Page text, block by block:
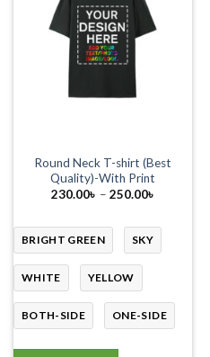
Round Neck T-shirt (Best
Quality)-With Print
230.00৳ – 250.00৳
through
BRIGHT GREEN SKY
WHITE YELLOW
BOTH-SIDE ONE-SIDE